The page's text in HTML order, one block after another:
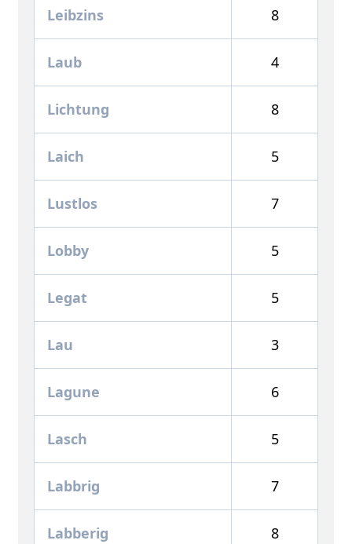
Leibzins 8
Laub 4
Lichtung 8
Laich 5
Lustlos 7
Lobby 5
Legat 5
Lau 3
Lagune 6
Lasch 5
Labbrig 7
Labberig 8